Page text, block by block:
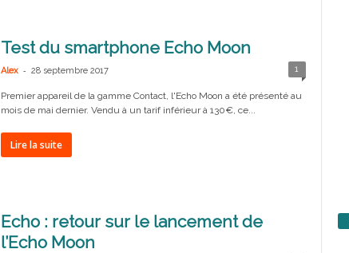
Test du smartphone Echo Moon
Alex - 28 septembre 2017 1
Premier appareil de la gamme Contact, l'Echo Moon a été présenté au
mois de mai dernier. Vendu à un tarif inférieur à 130€, ce...
Lire la suite
Echo : retour sur le lancement de
l’Echo Moon